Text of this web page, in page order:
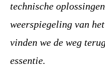
technische
weerspiegeling van
vinden we de weg
essentie.